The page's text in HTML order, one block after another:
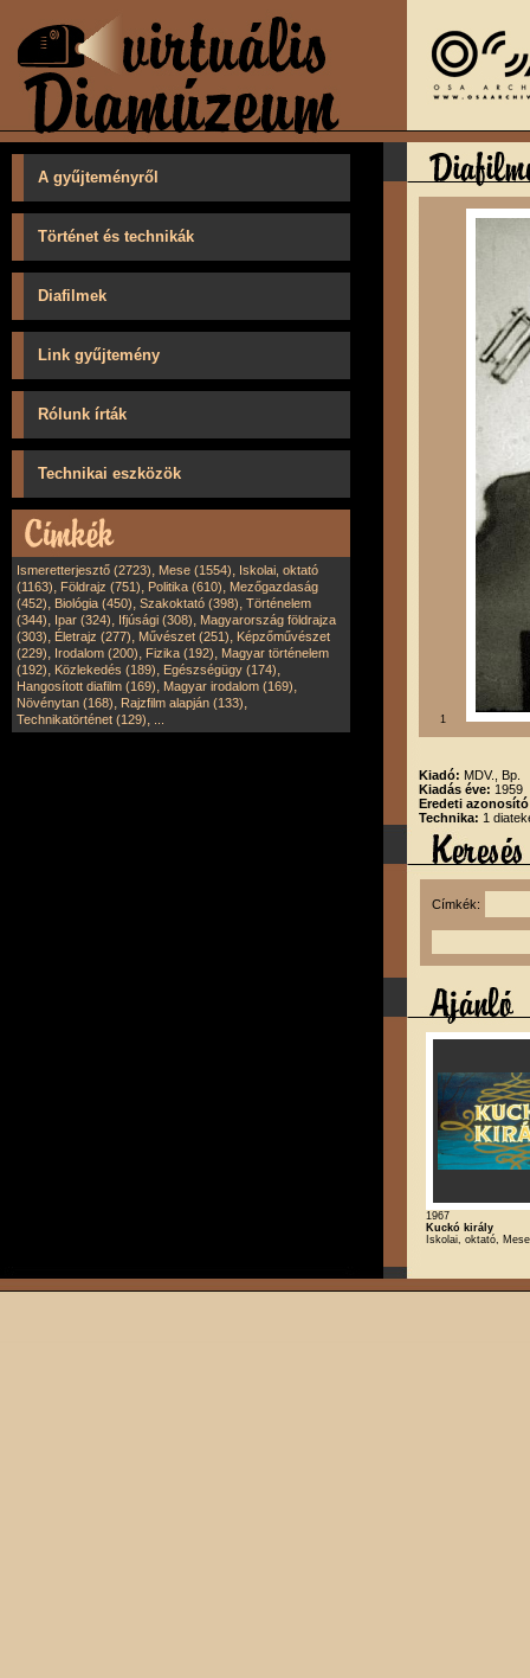
A gyűjteményről
Történet és technikák
Diafilmek
Link gyűjtemény
Rólunk írták
Technikai eszközök
Ismeretterjesztő (2723), Mese (1554), Iskolai, oktató
(1163), Földrajz (751), Politika (610), Mezőgazdaság
(452), Biológia (450), Szakoktató (398), Történelem
(344), Ipar (324), Ifjúsági (308), Magyarország földrajza
(303), Életrajz (277), Művészet (251), Képzőművészet
(229), Irodalom (200), Fizika (192), Magyar történelem
(192), Közlekedés (189), Egészségügy (174),
Hangosított diafilm (169), Magyar irodalom (169),
Növénytan (168), Rajzfilm alapján (133),
Technikatörténet (129), 1
Kiadó: MDV., Bp.
Kiadás éve: 1959
Eredeti
Technika: 1
Címkék:
1967
Kuckó király
Iskolai, oktató, Mese